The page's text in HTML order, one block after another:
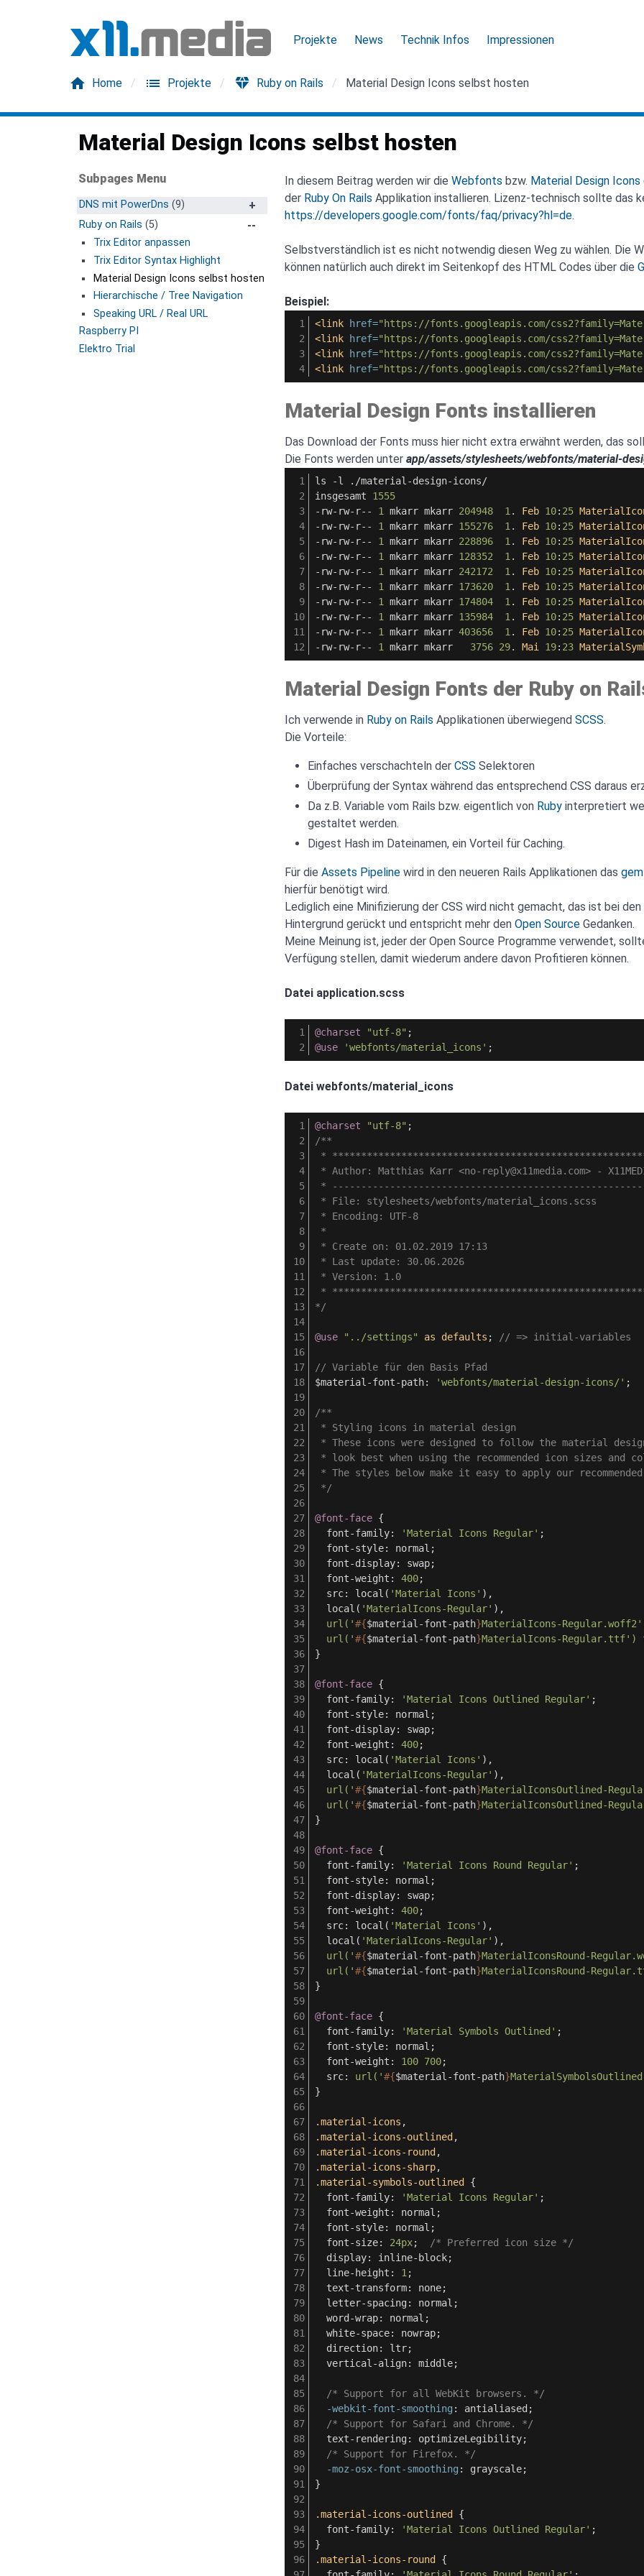
Projekte News Technik Infos Impressionen
home Home list Projekte diamond Ruby on Rails Material Design Icons selbst hosten
Material Design Icons selbst hosten
Subpages Menu
DNS mit PowerDns (9)
A. Interne Docker Container
1. Docker Container für MariaDb
2. PowerDNS Auth Server
3. Powerdns Admin Frontent
B. Externe Docker Container
1. Mariadb Slave Datenbankserver -
ext
2. PowerDNS Auth Server - ext
Ruby on Rails (5)
Trix Editor anpassen
Trix Editor Syntax Highlight
Material Design Icons selbst hosten
Hierarchische / Tree Navigation
Speaking URL / Real URL
Raspberry PI
Elektro Trial
In diesem Beitrag werden wir dieWebfonts bzw. Material Design Icons
der Ruby On Rails Applikation installieren. Lizenz-technisch sollte das
https://developers.google.com/fonts/faq/privacy?hl=de.
Selbstverständlich ist es nicht notwendig diesen Weg zu wählen. Die
können natürlich auch direkt im Seitenkopf des HTML Codes über die
Beispiel:
<link href="https://fonts.googleapis.com/
<link
href="https://fonts.googleapis.com/
<link
href="https://fonts.googleapis.com/
<link
href="https://fonts.googleapis.com/
Material Design Fonts installieren
Das Download der Fonts muss hier nicht extra erwähnt werden, das
Die Fonts werden unterapp/assets/stylesheets/webfonts/material-
ls -l . /material -design-icons/
insgesamt
1555
- rw- rw- r-- 1 mkarr mkarr 204948 1 . Feb 10: 25
- rw- rw- r-- 1 mkarr mkarr 155276 1 . Feb 10: 25
- rw- rw- r-- 1 mkarr mkarr 228896 1 . Feb 10: 25
- rw- rw- r-- 1 mkarr mkarr 128352 1 . Feb 10: 25
- rw- rw- r-- 1 mkarr mkarr 242172 1 . Feb 10: 25
- rw- rw- r-- 1 mkarr mkarr 173620 1 . Feb 10: 25
- rw- rw- r-- 1 mkarr mkarr 174804 1 . Feb 10: 25
- rw- rw- r-- 1 mkarr mkarr 135984 1 . Feb 10: 25
- rw- rw- r-- 1 mkarr mkarr 403656 1 . Feb 10: 25
- rw- rw- r-- 1 mkarr mkarr 3756 29. Mai 19: 23
Material Design Fonts der Ruby on
Ich verwende in Ruby on Rails Applikationen überwiegendSCSS.
Die Vorteile:
Einfaches verschachteln derCSS Selektoren
Überprüfung der Syntax während das entsprechend CSS daraus
Da z.B. Variable vom Rails bzw. eigentlich von Ruby interpretiert
gestaltet werden.
Digest Hash im Dateinamen, ein Vorteil für Caching.
Für dieAssets Pipeline wird in den neueren Rails Applikationen dasgem
hierfür benötigt wird.
Lediglich eine Minifizierung der CSS wird nicht gemacht, das ist bei
Hintergrund gerückt und entspricht mehr denOpen Source Gedanken.
Meine Meinung ist, jeder der Open Source Programme verwendet,
Verfügung stellen, damit wiederum andere davon Profitieren können.
Datei application.scss
@charset "utf-8" ;
@use
'webfonts/material_icons' ;
Datei webfonts/material_icons
@charset "utf-8" ;
/**
*
* Author: Matthias Karr <no-reply@x11media.com> -
*
* File: stylesheets/webfonts/material_icons.scss
* Encoding: UTF-8
*
* Create on: 01.02.2019 17:13
* Last update: 30.06.2026
* Version: 1.0
*
*/
@use "../settings" as defaults ; // => initial-variables
// Variable für den Basis Pfad
$material-font-path: 'webfonts/material-design-icons/' ;
/**
* Styling icons in material design
* These icons were designed to follow the material
* look best when using the recommended icon sizes and
* The styles below make it easy to apply our
*/
@font-face {
font-family: 'Material Icons Regular' ;
font-style: normal ;
font-display: swap;
font-weight : 400;
src: local ( 'Material Icons' ) ,
local ( 'MaterialIcons-Regular' ) ,
url('#{$material-font-path}MaterialIcons-
url('#{$material-font-path}MaterialIcons-Regular.ttf')
}
@font-face {
font-family: 'Material Icons Outlined Regular' ;
font-style: normal ;
font-display: swap;
font-weight : 400;
src: local ( 'Material Icons' ) ,
local ( 'MaterialIcons-Regular' ) ,
url('#{$material-font-path}MaterialIconsOutlined-
url('#{$material-font-path}MaterialIconsOutlined-
}
@font-face {
font-family: 'Material Icons Round Regular' ;
font-style: normal ;
font-display: swap;
font-weight : 400;
src: local ( 'Material Icons' ) ,
local ( 'MaterialIcons-Regular' ) ,
url('#{$material-font-path}MaterialIconsRound-
url('#{$material-font-path}MaterialIconsRound-
}
@font-face {
font-family: 'Material Symbols Outlined' ;
font-style: normal ;
font-weight : 100 700;
src: url('#{$material-font-path}
}
.material-icons ,
.material-icons-outlined ,
.material-icons-round ,
.material-icons-sharp,
.material-symbols-outlined
{
font-family: 'Material Icons Regular' ;
font-weight : normal ;
font-style: normal ;
font-size: 24px;
/* Preferred icon size */
display: inline-block;
line-height : 1 ;
text-transform: none;
letter-spacing: normal ;
word-wrap: normal ;
white-space: nowrap;
direction: ltr;
vertical-align: middle;
/* Support for all WebKit browsers. */
-webkit-font-smoothing : antialiased ;
/* Support for Safari and Chrome. */
text-rendering: optimizeLegibility;
/* Support for Firefox. */
-moz-osx-font-smoothing : grayscale;
}
.material-icons-outlined
{
font-family: 'Material Icons Outlined Regular' ;
}
.material-icons-round
{